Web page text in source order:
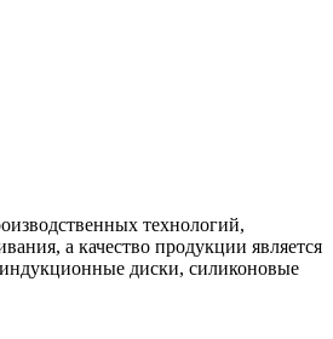
технологий,
а качество продукции является
диски, силиконовые